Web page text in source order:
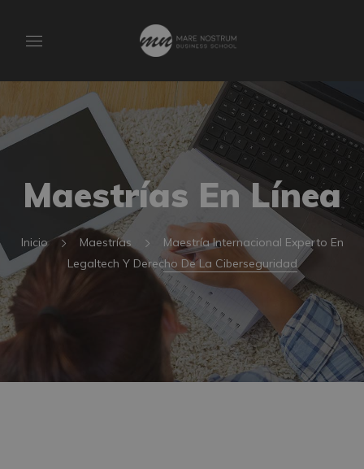
Maestrías En Línea
Inicio Maestrías
Maestría Internacional Experto En
Legaltech Y Derecho De La Ciberseguridad